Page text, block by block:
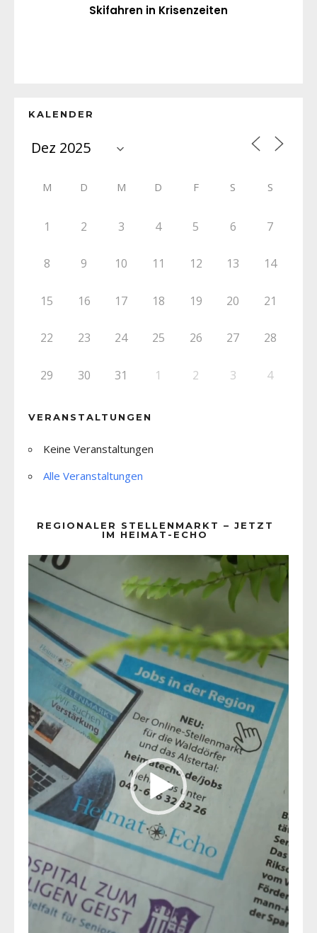
Skifahren in Krisenzeiten
KALENDER
M D M D F S S
1 2 3 4 5 6 7
8 9 10 11 12 13 14
15 16 17 18 19 20 21
22 23 24 25 26 27 28
29 30 31 1 2 3 4
VERANSTALTUNGEN
Keine Veranstaltungen
Alle Veranstaltungen
REGIONALER STELLENMARKT – JETZT
IM HEIMAT-ECHO
Player